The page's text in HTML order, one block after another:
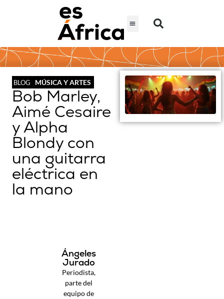
BLOG MÚSICA Y ARTES
Bob Marley,
Aimé Cesaire
y Alpha
Blondy con
una guitarra
eléctrica en
la mano
Ángeles
Jurado
Periodista,
parte del
equipo de